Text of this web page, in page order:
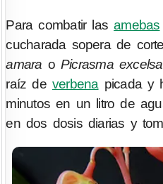
Para combatir lasamebas
cucharada sopera de
amara o Picrasma excelsa
raíz de verbena picada y
minutos en un litro de
en dos dosis diarias y